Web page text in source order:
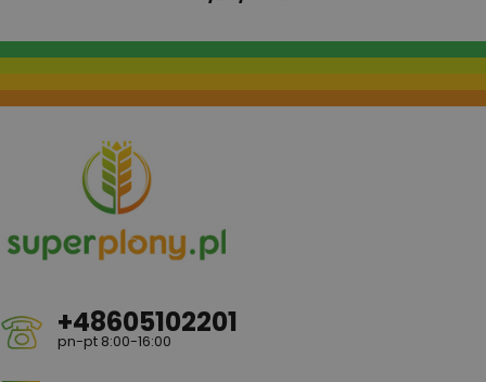
+48605102201
pn-pt 8:00-16:00